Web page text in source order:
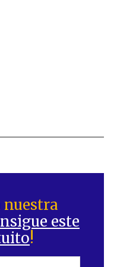
nuestra
este
!